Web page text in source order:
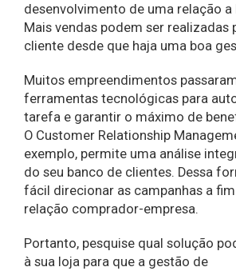
desenvolvimento de uma relação
Mais vendas podem ser realizadas
cliente desde que haja uma boa
Muitos empreendimentos
ferramentas tecnológicas para
tarefa e garantir o máximo de
O Customer Relationship
exemplo, permite uma análise
do seu banco de clientes. Dessa
fácil direcionar as campanhas a
relação comprador-empresa.
Portanto, pesquise qual solução
à sua loja para que a gestão de